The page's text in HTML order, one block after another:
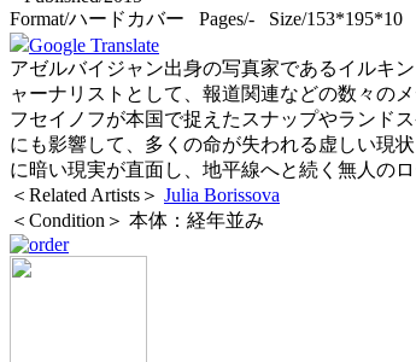
Format/ハードカバー Pages/- Size/153*195*10
Google Translate
アゼルバイジャン出身の写真家であるイルキ
ャーナリストとして、報道関連などの数々の
フセイノフが本国で捉えたスナップやランド
にも影響して、多くの命が失われる虚しい現
に暗い現実が直面し、地平線へと続く無人の
＜Related Artists＞ Julia Borissova
＜Condition＞ 本体：経年並み